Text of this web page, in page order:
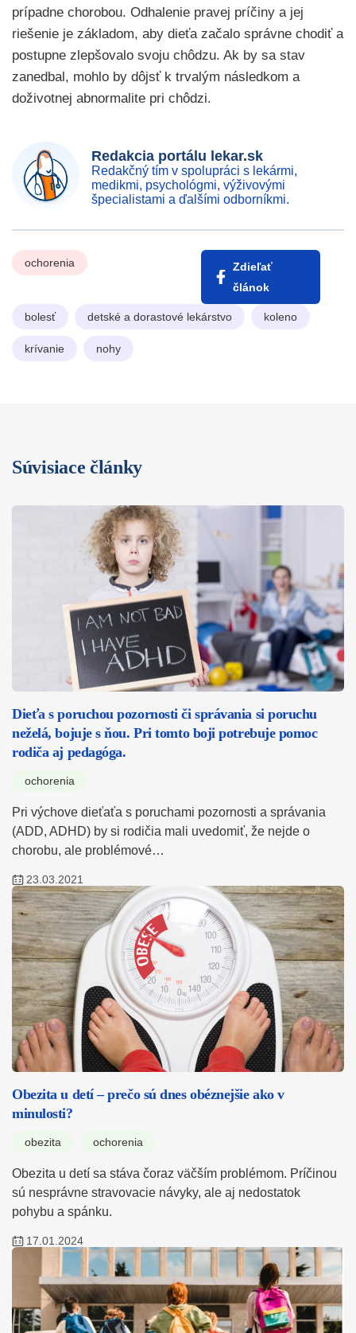
prípadne chorobou. Odhalenie pravej príčiny a jej
riešenie je základom, aby dieťa začalo správne chodiť a
postupne zlepšovalo svoju chôdzu. Ak by sa stav
zanedbal, mohlo by dôjsť k trvalým následkom a
doživotnej abnormalite pri chôdzi.
Redakcia portálu lekar.sk
Redakčný tím v spolupráci s lekármi,
medikmi, psychológmi, výživovými
špecialistami a ďalšími odborníkmi.
ochorenia
Zdieľať
článok
bolesť detské a dorastové lekárstvo koleno
krívanie nohy
Súvisiace články
Dieťa s poruchou pozornosti či správania si poruchu
neželá, bojuje s ňou. Pri tomto boji potrebuje pomoc
rodiča aj pedagóga.
ochorenia
Pri výchove dieťaťa s poruchami pozornosti a správania
(ADD, ADHD) by si rodičia mali uvedomiť, že nejde o
chorobu, ale problémové…
23.03.2021
Obezita u detí – prečo sú dnes obéznejšie ako v
minulosti?
obezita ochorenia
Obezita u detí sa stáva čoraz väčším problémom. Príčinou
sú nesprávne stravovacie návyky, ale aj nedostatok
pohybu a spánku.
17.01.2024